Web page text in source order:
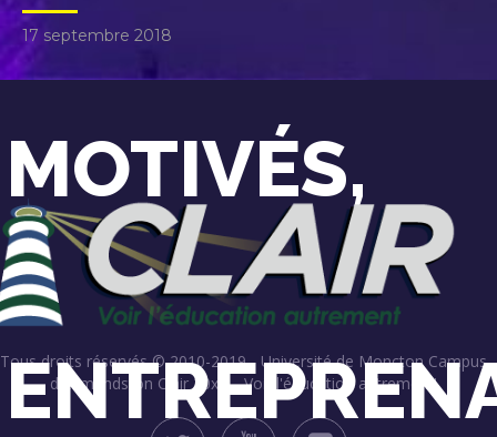
MOTIVÉS,
17 septembre 2018
Tous droits réservés © 2010-2019 - Université de Moncton Campus
d'Edmundston Clair 20xx – Voir l'éducation autrement!